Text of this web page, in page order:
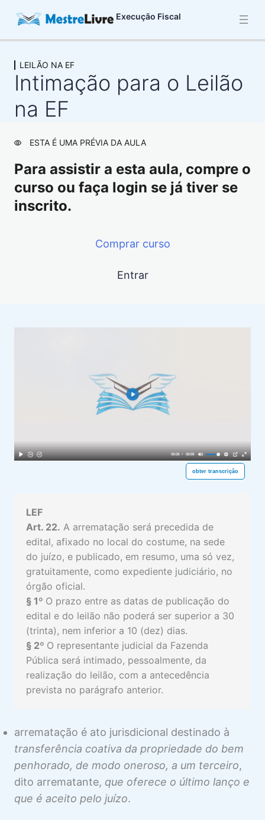
Execução Fiscal
INTRODUÇÃO AO PROCESSO DE
EXECUÇÃO FISCAL
LEGITIMAÇÃO ATIVA NA EF
EXECUÇÃO CONTRA A FAZENDA,
APLICAÇÃO DO CPC E MINISTÉRIO
PÚBLICO
2 aulas
DÍVIDA ATIVA
LEGITIMAÇÃO PASSIVA NA EF
COMPETÊNCIA PARA A EF
CITAÇÃO NA EF
GARANTIA DA DÍVIDA NA EF
8 aulas
EXECUÇÃO POR CARTA
1 aula
LEILÃO NA EF
Intimação para o Leilão na EF Visualização
Duplo Leilão e Preço Vil Visualização
Desfazimento da Arrematação Visualização
Responsabilidade do Arrematante
ADJUDICAÇÃO NA EF
1 aula
INTIMAÇÃO DA FAZENDA PÚBLICA
NA EF
EF
2 aulas
REUNIÃO DE PROCESSOS NA EF
1 aula
CONCURSO DE CREDORES E EF
LEILÃO NA EF
Intimação para o Leilão
na EF
ESTA É UMA PRÉVIA DA AULA
Para assistir a esta aula, compre o
curso ou faça login se já tiver se
inscrito.
Comprar curso
Entrar
obter transcrição
LEF
Art. 22. A arrematação será precedida de
edital, afixado no local do costume, na sede
do juízo, e publicado, em resumo, uma só vez,
gratuitamente, como expediente judiciário, no
órgão oficial.
§ 1º O prazo entre as datas de publicação do
edital e do leilão não poderá ser superior a 30
(trinta), nem inferior a 10 (dez) dias.
§ 2º O representante judicial da Fazenda
Pública será intimado, pessoalmente, da
realização do leilão, com a antecedência
prevista no parágrafo anterior.
arrematação é ato jurisdicional destinado à
transferência coativa da propriedade do bem
penhorado, de modo oneroso, a um terceiro,
dito arrematante, que oferece o último lanço e
que é aceito pelo juízo.